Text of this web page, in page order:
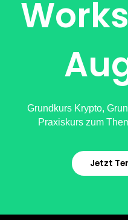
Grundkurs Krypto,
Praxiskurs zum
Jetzt